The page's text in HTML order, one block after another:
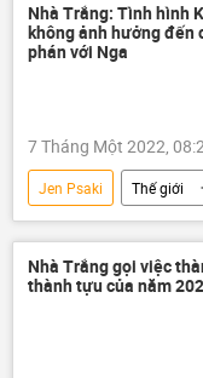
Nhà Trắng: Tình hình
không ảnh hưởng đến
phán với Nga
7 Tháng Một 2022,
Jen Psaki Thế giới
Kazakhstan
giá khí đốt
Nhà Trắng gọi việc
thành tựu của năm